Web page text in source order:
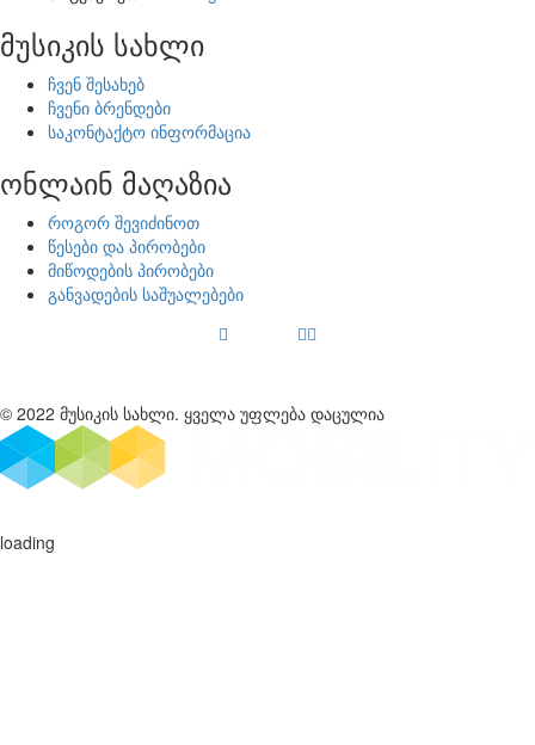
მუსიკის სახლი
ჩვენ შესახებ
ჩვენი ბრენდები
საკონტაქტო ინფორმაცია
ონლაინ მაღაზია
როგორ შევიძინოთ
წესები და პირობები
მიწოდების პირობები
განვადების საშუალებები
© 2022 მუსიკის სახლი. ყველა უფლება დაცულია
loading